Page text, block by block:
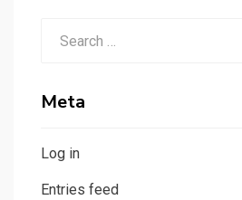
tháng
Meta
Log in
Entries feed